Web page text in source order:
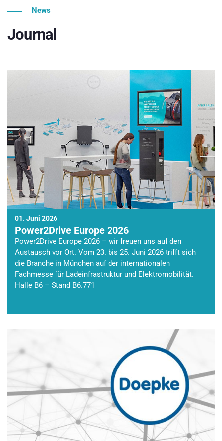
News
Journal
01. Juni 2026
Power2Drive Europe 2026
Power2Drive Europe 2026 – wir freuen uns auf den
Austausch vor Ort. Vom 23. bis 25. Juni 2026 trifft sich
die Branche in München auf der internationalen
Fachmesse für Ladeinfrastruktur und Elektromobilität.
Halle B6 – Stand B6.771